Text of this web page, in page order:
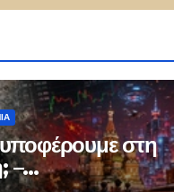
υποφέρουμε στη
–